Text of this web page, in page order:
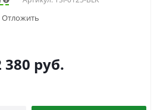
Отложить
380 руб.